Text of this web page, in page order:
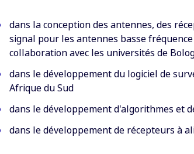
dans la conception des antennes, des
signal pour les antennes basse
collaboration avec les universités de
dans le développement du logiciel de
Afrique du Sud
dans le développement d'algorithmes et
dans le développement de récepteurs à